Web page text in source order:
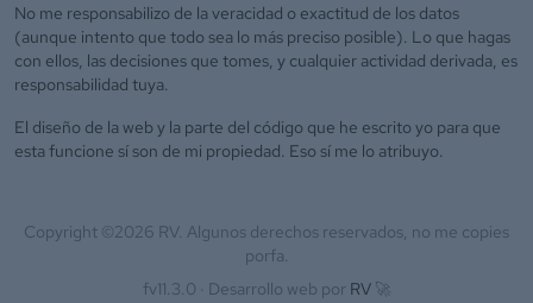
No me responsabilizo de la veracidad o exactitud de los datos
(aunque intento que todo sea lo más preciso posible). Lo que hagas
con ellos, las decisiones que tomes, y cualquier actividad derivada, es
responsabilidad tuya.
El diseño de la web y la parte del código que he escrito yo para que
esta funcione sí son de mi propiedad. Eso sí me lo atribuyo.
Copyright ©2026 RV. Algunos derechos reservados, no me copies
porfa.
fv11.3.0 · Desarrollo web por RV 🚀